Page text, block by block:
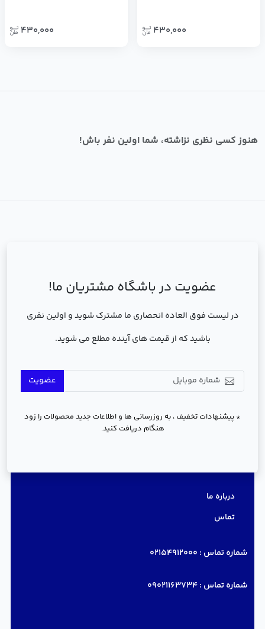
430,000
430,000
هنوز کسی نظری نزاشته، شما اولین نفر باش!
عضویت در باشگاه مشتریان ما!
در لیست فوق العاده انحصاری ما مشترک شوید و اولین نفری
باشید که از قیمت های آینده مطلع می شوید.
عضویت
* پیشنهادات تخفیف ، به روزرسانی ها و اطلاعات جدید محصولات را زود
هنگام دریافت کنید.
درباره ما
تماس
شماره تماس : 02154912000
شماره تماس :09021163734